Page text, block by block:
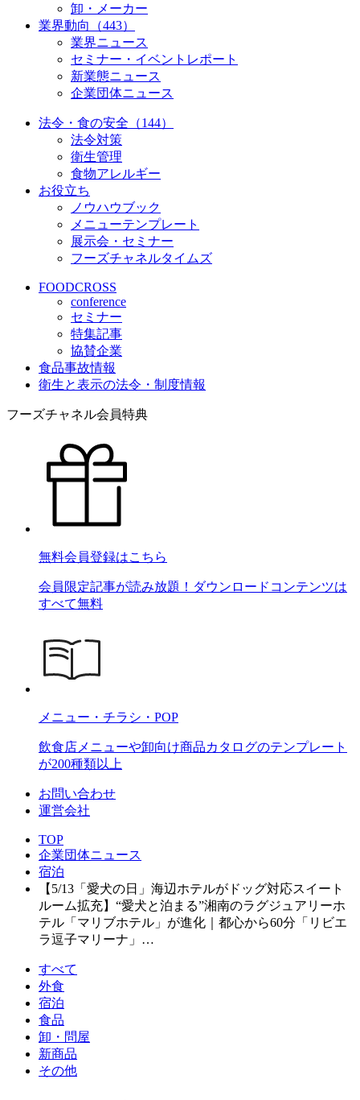
卸・メーカー
業界動向（443）
業界ニュース
セミナー・イベントレポート
新業態ニュース
企業団体ニュース
法令・食の安全（144）
法令対策
衛生管理
食物アレルギー
お役立ち
ノウハウブック
メニューテンプレート
展示会・セミナー
フーズチャネルタイムズ
FOODCROSS
conference
セミナー
特集記事
協賛企業
食品事故情報
衛生と表示の法令・制度情報
フーズチャネル会員特典
無料会員登録はこちら
会員限定記事が読み放題！ダウンロードコンテンツは
すべて無料
メニュー・チラシ・POP
飲食店メニューや卸向け商品カタログのテンプレート
が200種類以上
お問い合わせ
運営会社
TOP
企業団体ニュース
宿泊
【5/13「愛犬の日」海辺ホテルがドッグ対応スイート
ルーム拡充】“愛犬と泊まる”湘南のラグジュアリーホ
テル「マリブホテル」が進化｜都心から60分「リビエ
ラ逗子マリーナ」…
すべて
外食
宿泊
食品
卸・問屋
新商品
その他